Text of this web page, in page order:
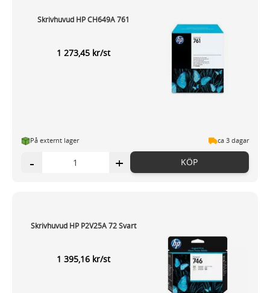
Skrivhuvud HP CH649A 761
1 273,45 kr/st
På externt lager ca 3 dagar
- + KÖP
Skrivhuvud HP P2V25A 72 Svart
1 395,16 kr/st